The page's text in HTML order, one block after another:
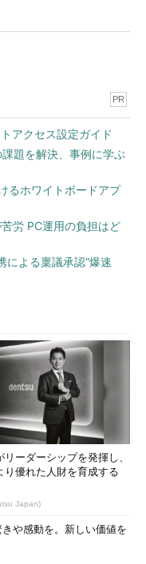
PR
アクセス設定ガイド
題を解決、事例に学ぶ
るホワイトボードアプ
労 PC運用の負担はど
による稟議承認“爆速
リーダーシップを発揮し、
り優れた人財を育成する
Japan)
きや感動を。新しい価値を